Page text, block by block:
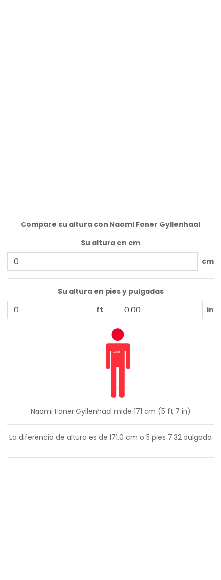
Compare su altura con Naomi Foner Gyllenhaal
Su altura en cm
cm
Su altura en pies y pulgadas
ft
in
Naomi Foner Gyllenhaal mide 171 cm (5 ft 7 in)
La diferencia de altura es de 171.0 cm o 5 pies 7.32 pulgada